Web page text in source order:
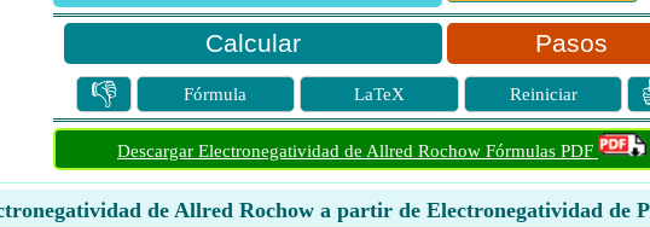
Pasos
👎 Fórmula LaTeX Reiniciar
Descargar Electronegatividad de Allred Rochow Fórmulas PDF
de Allred Rochow a partir de Electronegatividad de